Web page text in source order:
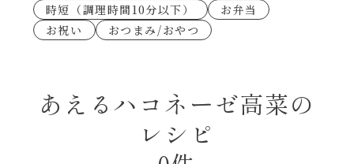
穀物類のレシピ
考えるな、二代目で炒めろ！～○○の炒め物
朝シャン（ごはん派）
朝シャン（パン派）
あえるハコネーゼ高菜
あえるハコネーゼ明太子
時短（調理時間10分以下）
お弁当
お祝い
おつまみ/おやつ
あえるハコネーゼ高菜の
レシピ